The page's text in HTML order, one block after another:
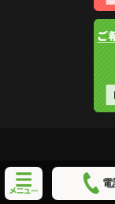
電